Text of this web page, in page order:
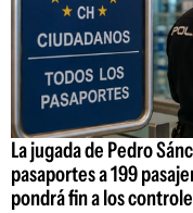
La jugada de Pedro
pasaportes a 199
pondrá fin a los